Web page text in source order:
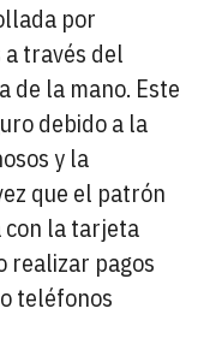
por
través del
de la mano. Este
debido a la
y la
que el patrón
con la tarjeta
realizar pagos
teléfonos